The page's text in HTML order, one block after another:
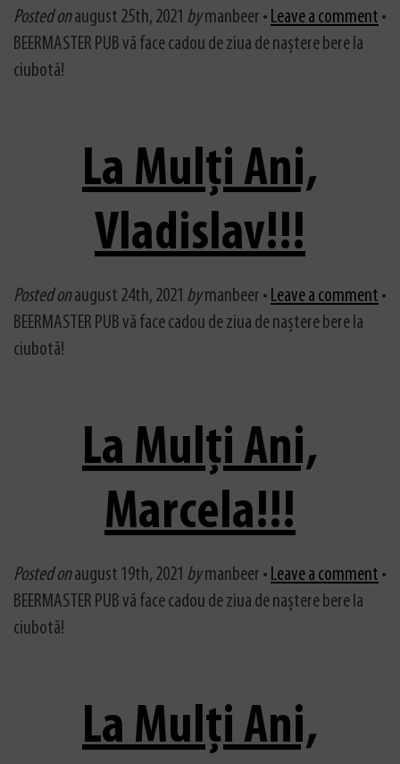
Posted onaugust 25th, 2021 bymanbeer • Leave a comment •
BEERMASTER PUB vă face cadou de ziua de naștere bere la
ciubotă!
La Mulți Ani,
Vladislav!!!
Posted onaugust 24th, 2021 bymanbeer • Leave a comment •
BEERMASTER PUB vă face cadou de ziua de naștere bere la
ciubotă!
La Mulți Ani,
Marcela!!!
Posted onaugust 19th, 2021 bymanbeer • Leave a comment •
BEERMASTER PUB vă face cadou de ziua de naștere bere la
ciubotă!
La Mulți Ani,